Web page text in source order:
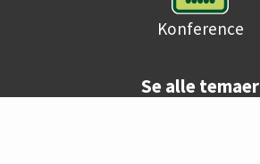
Konference
Se alle temaer